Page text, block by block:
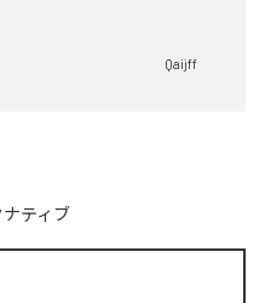
Qaijff
ティブ